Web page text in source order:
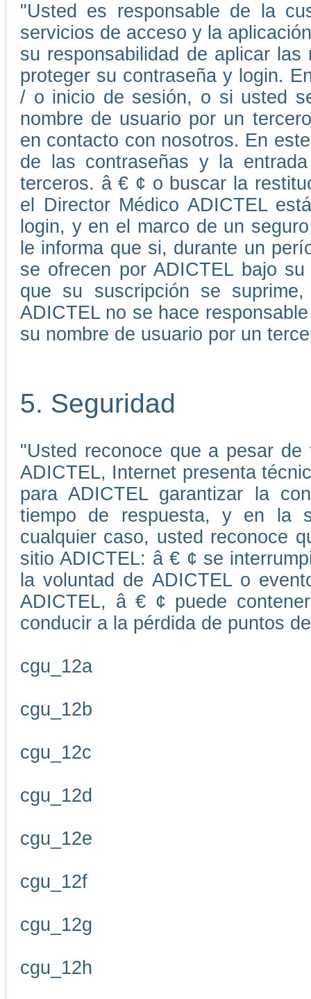
"Usted es responsable de la
servicios de acceso y la
su responsabilidad de aplicar
proteger su contraseña y login.
/ o inicio de sesión, o si usted
nombre de usuario por un
en contacto con nosotros. En
de las contraseñas y la
terceros. â € ¢ o buscar la
el Director Médico ADICTEL
login, y en el marco de un
le informa que si, durante un
se ofrecen por ADICTEL bajo
que su suscripción se
ADICTEL no se hace
su nombre de usuario por un
5. Seguridad
"Usted reconoce que a pesar
ADICTEL, Internet presenta
para ADICTEL garantizar la
tiempo de respuesta, y en la
cualquier caso, usted reconoce
sitio ADICTEL: â € ¢ se
la voluntad de ADICTEL o
ADICTEL, â € ¢ puede
conducir a la pérdida de puntos
cgu_12a
cgu_12b
cgu_12c
cgu_12d
cgu_12e
cgu_12f
cgu_12g
cgu_12h